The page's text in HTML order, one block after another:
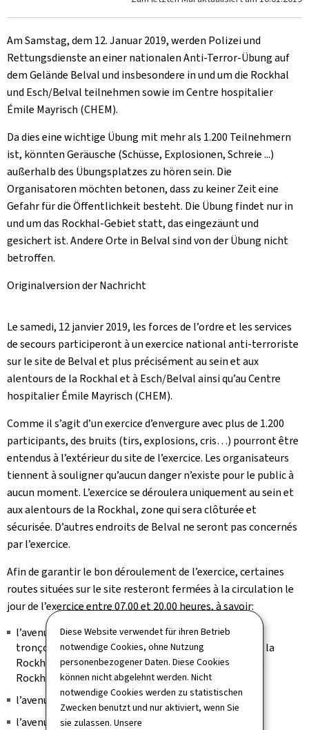
Diese Website verwendet für ihren Betrieb
notwendige Cookies, ohne Nutzung
personenbezogener Daten. Diese Cookies
können nicht abgelehnt werden. Nicht
notwendige Cookies werden zu statistischen
Zwecken benutzt und nur aktiviert, wenn Sie
sie zulassen. Unsere
Am Samstag, dem 12. Januar 2019, werden Polizei und
Rettungsdienste an einer nationalen Anti-Terror-Übung auf
dem Gelände Belval und insbesondere in und um die Rockhal
und Esch/Belval teilnehmen sowie im Centre hospitalier
Émile Mayrisch (CHEM).
Da dies eine wichtige Übung mit mehr als 1.200 Teilnehmern
ist, könnten Geräusche (Schüsse, Explosionen, Schreie ...)
außerhalb des Übungsplatzes zu hören sein. Die
Organisatoren möchten betonen, dass zu keiner Zeit eine
Gefahr für die Öffentlichkeit besteht. Die Übung findet nur in
und um das Rockhal-Gebiet statt, das eingezäunt und
gesichert ist. Andere Orte in Belval sind von der Übung nicht
betroffen.
Originalversion der Nachricht
Le samedi, 12 janvier 2019, les forces de l’ordre et les services
de secours participeront à un exercice national anti-terroriste
sur le site de Belval et plus précisément au sein et aux
alentours de la Rockhal et à Esch/Belval ainsi qu’au Centre
hospitalier Émile Mayrisch (CHEM).
Comme il s’agit d’un exercice d’envergure avec plus de 1.200
participants, des bruits (tirs, explosions, cris…) pourront être
entendus à l’extérieur du site de l’exercice. Les organisateurs
tiennent à souligner qu’aucun danger n’existe pour le public à
aucun moment. L’exercice se déroulera uniquement au sein et
aux alentours de la Rockhal, zone qui sera clôturée et
sécurisée. D’autres endroits de Belval ne seront pas concernés
par l’exercice.
Afin de garantir le bon déroulement de l’exercice, certaines
routes situées sur le site resteront fermées à la circulation le
jour de l’exercice entre 07.00 et 20.00 heures, à savoir:
l’avenue du Rock’n Roll (ouverte aux riverains pour le
tronçon situé entre la Porte de France et le parvis de la
Rockhal et fermée à toute circulation à hauteur de la
Rockhal) ;
l’avenue des Hauts-Fourneaux ;
l’avenue des Sidérurgistes ;